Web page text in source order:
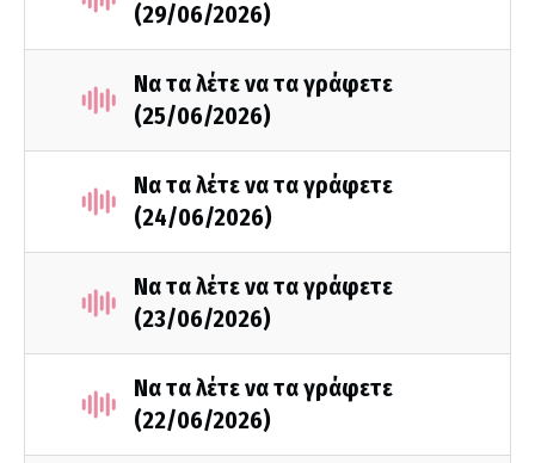
(29/06/2026)
Να τα λέτε να τα γράφετε
(25/06/2026)
Να τα λέτε να τα γράφετε
(24/06/2026)
Να τα λέτε να τα γράφετε
(23/06/2026)
Να τα λέτε να τα γράφετε
(22/06/2026)